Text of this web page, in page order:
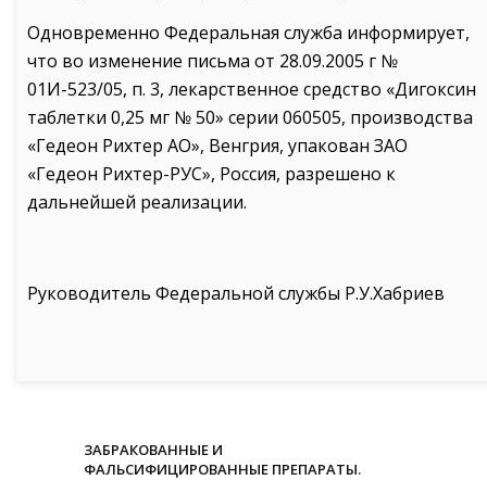
Одновременно Федеральная служба информирует,
что во изменение письма от 28.09.2005 г №
01И-523/05, п. 3, лекарственное средство «Дигоксин
таблетки 0,25 мг № 50» серии 060505, производства
«Гедеон Рихтер АО», Венгрия, упакован ЗАО
«Гедеон Рихтер-РУС», Россия, разрешено к
дальнейшей реализации.
Руководитель Федеральной службы Р.У.Хабриев
ЗАБРАКОВАННЫЕ И
ФАЛЬСИФИЦИРОВАННЫЕ ПРЕПАРАТЫ.